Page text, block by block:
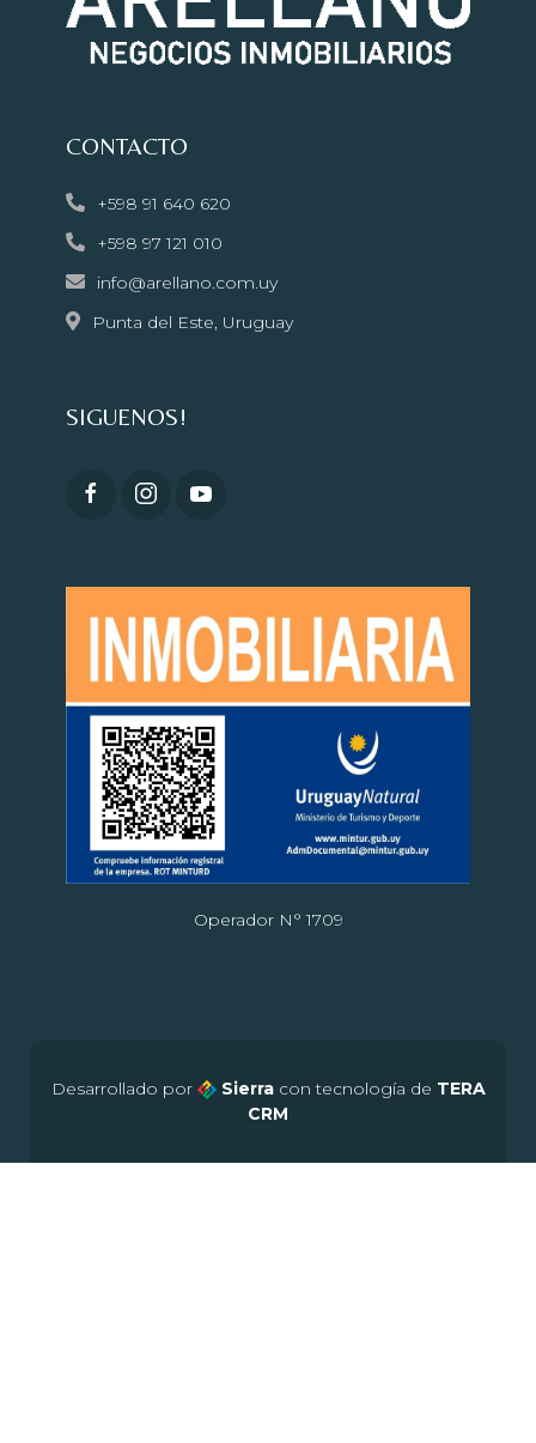
CONTACTO
+598 91 640 620
+598 97 121 010
info@arellano.com.uy
Punta del Este, Uruguay
SIGUENOS!
Operador N° 1709
Desarrollado por Sierra con tecnología de TERA
CRM